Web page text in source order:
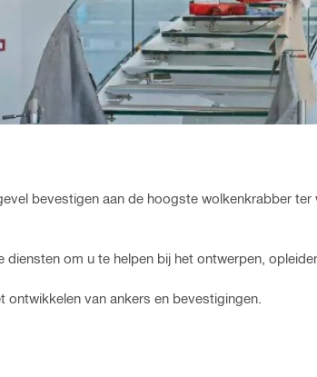
bevestigen aan de hoogste wolkenkrabber
om u te helpen bij het ontwerpen,
ontwikkelen van ankers en bevestigingen.